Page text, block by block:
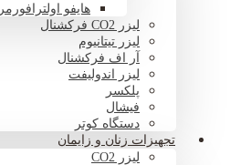
هایفو اولترافورمر
لیزر CO2 فرکشنال
لیزر تیتانیوم
آر اف فرکشنال
لیزر اندولیفت
پلکسر
فیشال
دستگاه کوتر
تجهیزات زنان و زایمان
لیزر CO2